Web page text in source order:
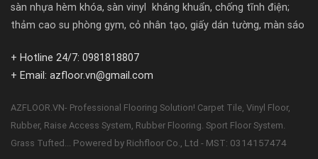
sàn nhựa hèm khóa, sàn vinyl kháng khuẩn, chống tĩnh điện;
thảm cao su phòng gym, cỏ nhân tạo, giấy dán tường, màn sáo
+ Hotline 24/7: 0981818807
+ Email: azfloor.vn@gmail.com
AZFLOOR.VN- Professional Flooring Solution! Carpet Tile, Vinyl Floor,
Rubber, Raise Access System, Rubber Flooring. Sport Floor System.
Grass Tufted... Powered by Richfloor Co., Ltd - MST: 0314157474